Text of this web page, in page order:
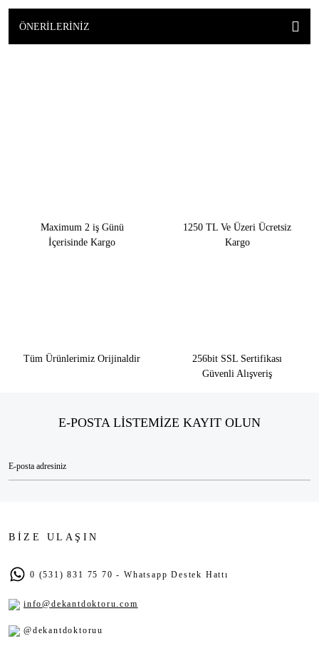
ÖNERILERINIZ
Maximum 2 iş Günü
İçerisinde Kargo
1250 TL Ve Üzeri Ücretsiz
Kargo
Tüm Ürünlerimiz Orijinaldir
256bit SSL Sertifikası
Güvenli Alışveriş
E-POSTA LİSTEMİZE KAYIT OLUN
BİZE ULAŞIN
0 (531) 831 75 70 - Whatsapp Destek Hattı
info@dekantdoktoru.com
@dekantdoktoruu